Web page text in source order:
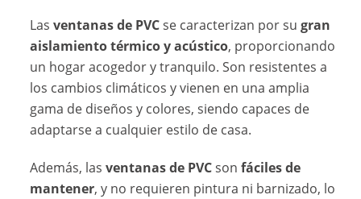
Lasventanas de PVCse caracterizan por sugran
aislamiento térmico y acústico, proporcionando
un hogar acogedor y tranquilo. Son resistentes a
los cambios climáticos y vienen en una amplia
gama de diseños y colores, siendo capaces de
adaptarse a cualquier estilo de casa.
Además, lasventanas de PVCsonfáciles de
mantener, y no requieren pintura ni barnizado, lo